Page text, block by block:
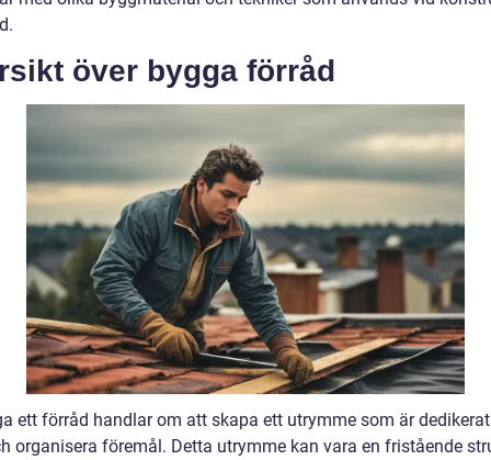
över bygga förråd
ett förråd handlar om att skapa ett utrymme som är
organisera föremål. Detta utrymme kan vara en fristående